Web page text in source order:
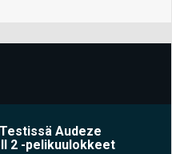
Audeze
2 -pelikuulokkeet